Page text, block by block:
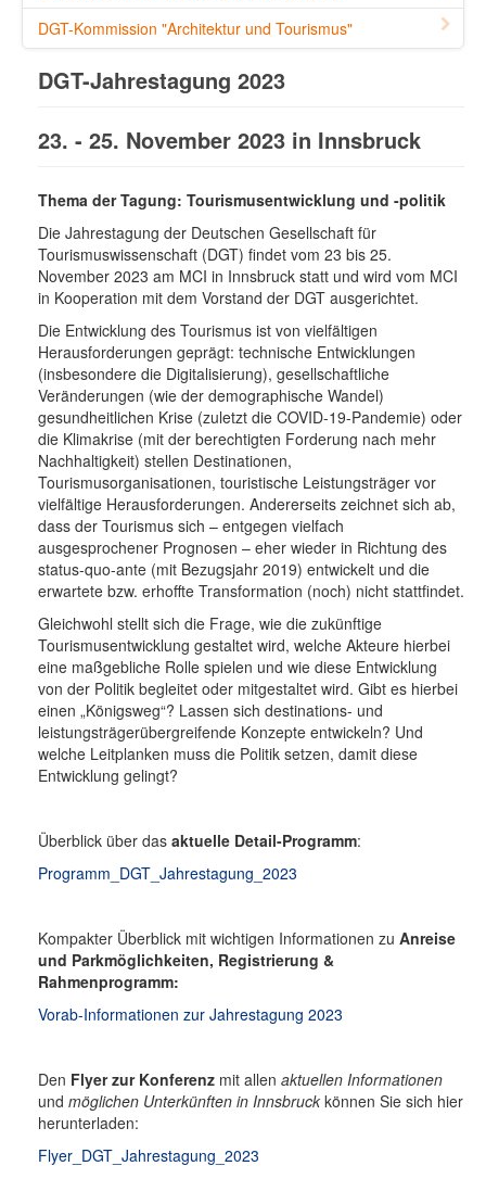
DGT-Kommission "Architektur und Tourismus"
DGT-Jahrestagung 2023
23. - 25. November 2023 in Innsbruck
Thema der Tagung: Tourismusentwicklung und -politik
Die Jahrestagung der Deutschen Gesellschaft für
Tourismuswissenschaft (DGT) findet vom 23 bis 25.
November 2023 am MCI in Innsbruck statt und wird vom MCI
in Kooperation mit dem Vorstand der DGT ausgerichtet.
Die Entwicklung des Tourismus ist von vielfältigen
Herausforderungen geprägt: technische Entwicklungen
(insbesondere die Digitalisierung), gesellschaftliche
Veränderungen (wie der demographische Wandel)
gesundheitlichen Krise (zuletzt die COVID-19-Pandemie) oder
die Klimakrise (mit der berechtigten Forderung nach mehr
Nachhaltigkeit) stellen Destinationen,
Tourismusorganisationen, touristische Leistungsträger vor
vielfältige Herausforderungen. Andererseits zeichnet sich ab,
dass der Tourismus sich – entgegen vielfach
ausgesprochener Prognosen – eher wieder in Richtung des
status-quo-ante (mit Bezugsjahr 2019) entwickelt und die
erwartete bzw. erhoffte Transformation (noch) nicht stattfindet.
Gleichwohl stellt sich die Frage, wie die zukünftige
Tourismusentwicklung gestaltet wird, welche Akteure hierbei
eine maßgebliche Rolle spielen und wie diese Entwicklung
von der Politik begleitet oder mitgestaltet wird. Gibt es hierbei
einen „Königsweg“? Lassen sich destinations- und
leistungsträgerübergreifende Konzepte entwickeln? Und
welche Leitplanken muss die Politik setzen, damit diese
Entwicklung gelingt?
Überblick über das aktuelle Detail-Programm:
Programm_DGT_Jahrestagung_2023
Kompakter Überblick mit wichtigen Informationen zu Anreise
und Parkmöglichkeiten, Registrierung &
Rahmenprogramm:
Vorab-Informationen zur Jahrestagung 2023
Den Flyer zur Konferenz mit allen aktuellen Informationen
und möglichen Unterkünften in Innsbruck können Sie sich hier
herunterladen:
Flyer_DGT_Jahrestagung_2023